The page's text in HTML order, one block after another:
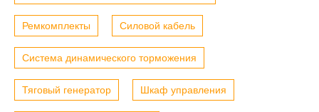
Ремкомплекты Силовой кабель
Система динамического торможения
Тяговый генератор Шкаф управления